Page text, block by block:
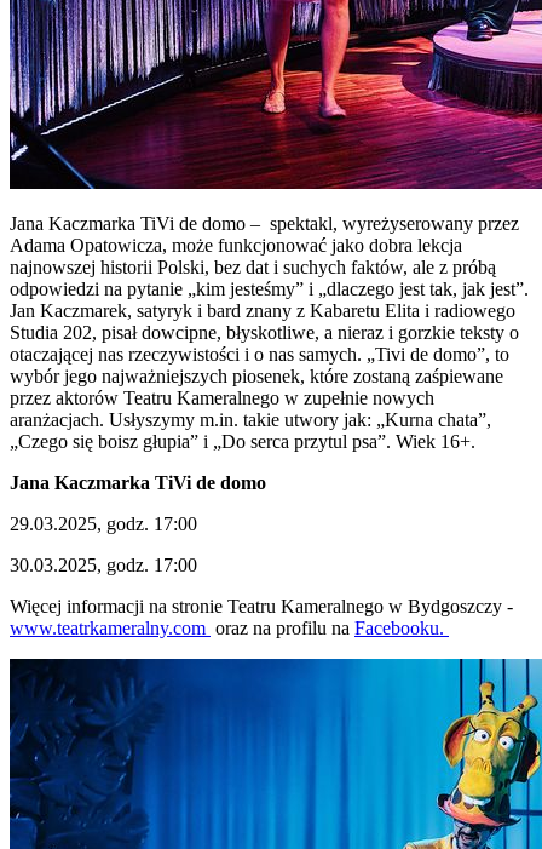
Jana Kaczmarka TiVi de domo – spektakl, wyreżyserowany przez
Adama Opatowicza, może funkcjonować jako dobra lekcja
najnowszej historii Polski, bez dat i suchych faktów, ale z próbą
odpowiedzi na pytanie „kim jesteśmy” i „dlaczego jest tak, jak jest”.
Jan Kaczmarek, satyryk i bard znany z Kabaretu Elita i radiowego
Studia 202, pisał dowcipne, błyskotliwe, a nieraz i gorzkie teksty o
otaczającej nas rzeczywistości i o nas samych. „Tivi de domo”, to
wybór jego najważniejszych piosenek, które zostaną zaśpiewane
przez aktorów Teatru Kameralnego w zupełnie nowych
aranżacjach. Usłyszymy m.in. takie utwory jak: „Kurna chata”,
„Czego się boisz głupia” i „Do serca przytul psa”. Wiek 16+.
Jana Kaczmarka TiVi de domo
29.03.2025, godz. 17:00
30.03.2025, godz. 17:00
Więcej informacji na stronie Teatru Kameralnego w Bydgoszczy -
www.teatrkameralny.com oraz na profilu na Facebooku.